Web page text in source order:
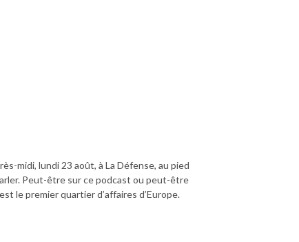
midi, lundi 23 août, à La Défense, au pied
Peut-être sur ce podcast ou peut-être
le premier quartier d’affaires d’Europe.